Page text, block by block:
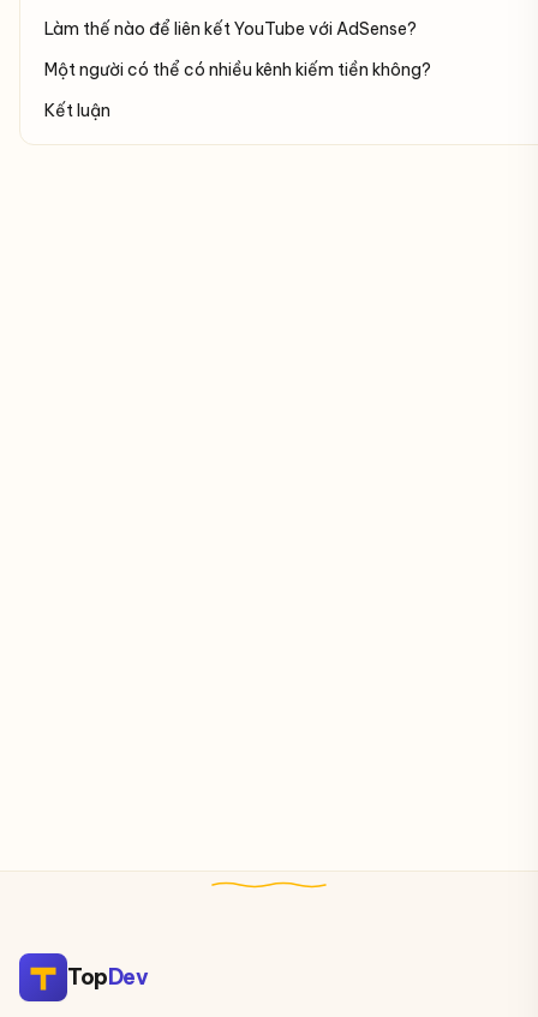
Làm thế nào để liên kết YouTube với AdSense?
Một người có thể có nhiều kênh kiếm tiền không?
Kết luận
TopDev